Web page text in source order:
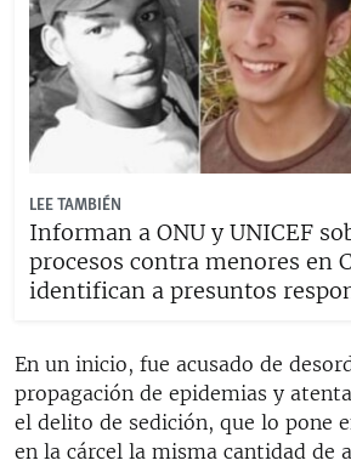
LEE TAMBIÉN
Informan a ONU y UNICEF
procesos contra menores en
identifican a presuntos
En un inicio, fue acusado de
propagación de epidemias y
el delito de sedición, que lo pone
en la cárcel la misma cantidad de